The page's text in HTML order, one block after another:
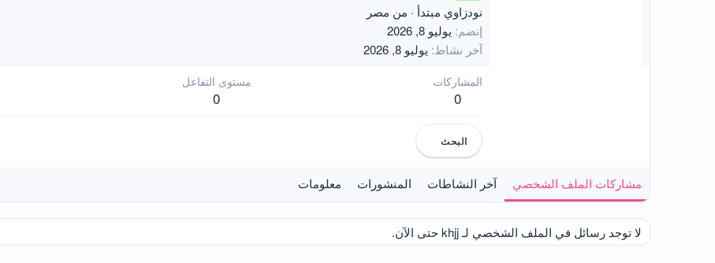
نودزاوي مبتدأ · من مصر
إنضم يوليو 8, 2026
آخر نشاط يوليو 8, 2026
المشاركات
0
مستوى التفاعل
0
البحث
مشاركات الملف الشخصي آخر النشاطات المنشورات معلومات
لا توجد رسائل في الملف الشخصي لـ khjj حتى الآن.